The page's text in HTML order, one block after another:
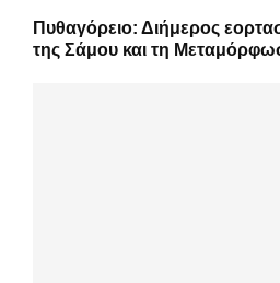
Πυθαγόρειο: Διήμερος
της Σάμου και τη